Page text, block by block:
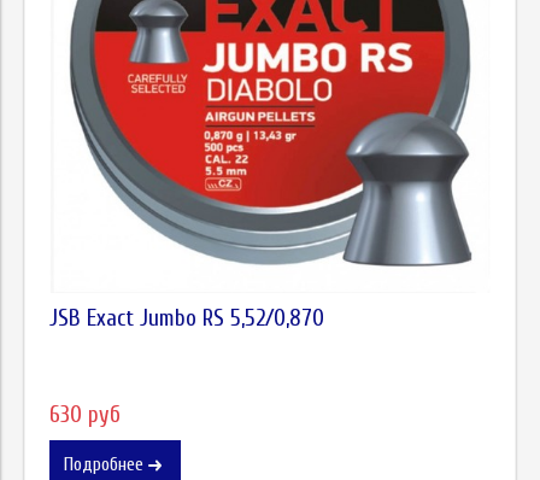
JSB Exact Jumbo RS 5,52/0,870
630 руб
Подробнее